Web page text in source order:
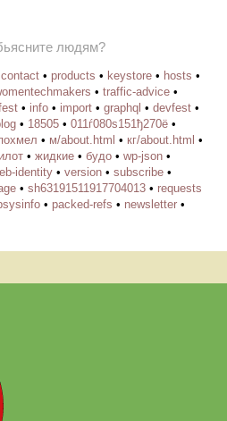
людям?
contact • products • keystore • hosts •
• traffic-advice •
• info • import • graphql • devfest •
• 18505 • 011ѓ080ѕ151ђ270ё •
• м/about.html • кг/about.html •
• жидкие • будо • wp-json •
identity • version • subscribe •
• sh63191511917704013 • requests
• packed-refs • newsletter •